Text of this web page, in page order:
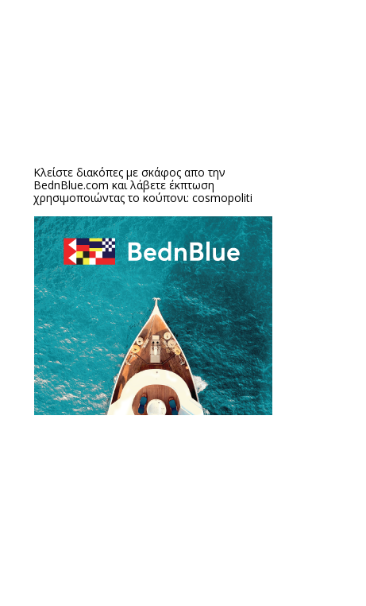
Κλείστε διακόπες με σκάφος απο την
BednBlue.com και λάβετε έκπτωση
χρησιμοποιώντας το κούπονι: cosmopoliti